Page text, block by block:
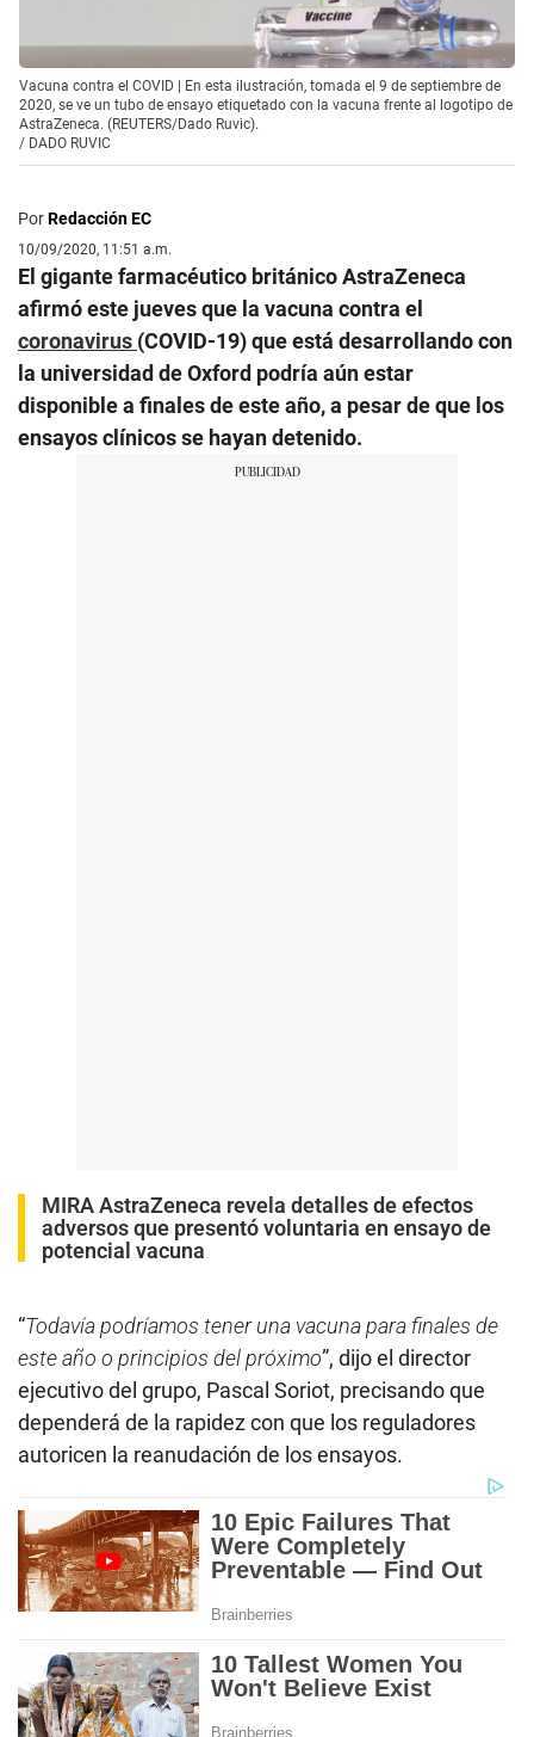
Vacuna contra el COVID | En esta ilustración, tomada el 9 de septiembre de
2020, se ve un tubo de ensayo etiquetado con la vacuna frente al logotipo de
AstraZeneca. (REUTERS/Dado Ruvic).
/ DADO RUVIC
PorRedacción EC
10/09/2020, 11:51 a.m.
El gigante farmacéutico británico AstraZeneca
afirmó este jueves que la vacuna contra el
coronavirus (COVID-19) que está desarrollando con
la universidad de Oxford podría aún estar
disponible a finales de este año, a pesar de que los
ensayos clínicos se hayan detenido.
MIRAAstraZeneca revela detalles de efectos
adversos que presentó voluntaria en ensayo de
potencial vacuna
“Todavía podríamos tener una vacuna para finales de
este año o principios del próximo”, dijo el director
ejecutivo del grupo, Pascal Soriot, precisando que
dependerá de la rapidez con que los reguladores
autoricen la reanudación de los ensayos.